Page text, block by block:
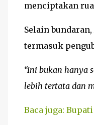
menciptakan
Selain
termasuk
“Ini bukan hanya
lebih tertata dan
Baca juga: